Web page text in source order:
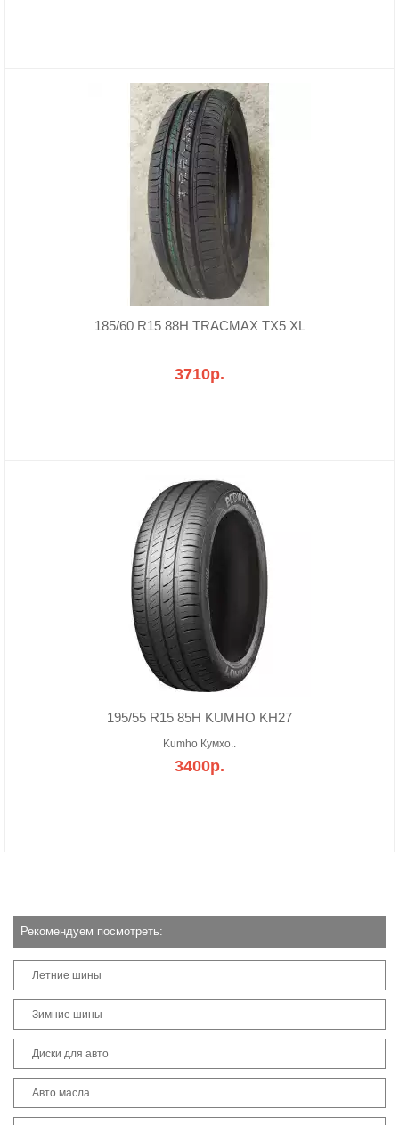
185/60 R15 88H TRACMAX TX5 XL
..
3710р.
195/55 R15 85H KUMHO KH27
Kumho Кумхо..
3400р.
Рекомендуем посмотреть:
Летние шины
Зимние шины
Диски для авто
Авто масла